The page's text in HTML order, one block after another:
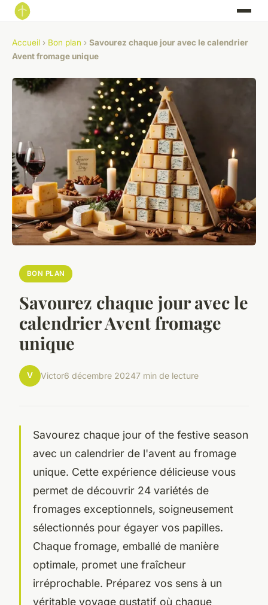
Accueil › Bon plan › Savourez chaque jour avec le calendrier
Avent fromage unique
BON PLAN
Savourez chaque jour avec le
calendrier Avent fromage
unique
V Victor6 décembre 20247 min de lecture
Savourez chaque jour of the festive season
avec un calendrier de l'avent au fromage
unique. Cette expérience délicieuse vous
permet de découvrir 24 variétés de
fromages exceptionnels, soigneusement
sélectionnés pour égayer vos papilles.
Chaque fromage, emballé de manière
optimale, promet une fraîcheur
irréprochable. Préparez vos sens à un
véritable voyage gustatif où chaque